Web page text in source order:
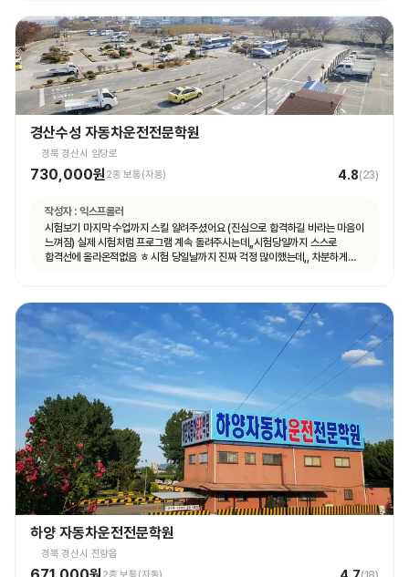
경산수성 자동차운전전문학원
경북 경산시 임당로
730,000원2종 보통(자동) 4.8(23)
작성자 : 익스프롤러
시험보기 마지막 수업까지 스킬 알려주셨어요 (진심으로 합격하길 바라는 마음이
느껴짐) 실제 시험처럼 프로그램 계속 돌려주시는데,,시험당일까지 스스로
합격선에 올라온적없음 ㅎ 시험 당일날까지 진짜 걱정 많이했는데,, 차분하게
하양 자동차운전전문학원
경북 경산시 진량읍